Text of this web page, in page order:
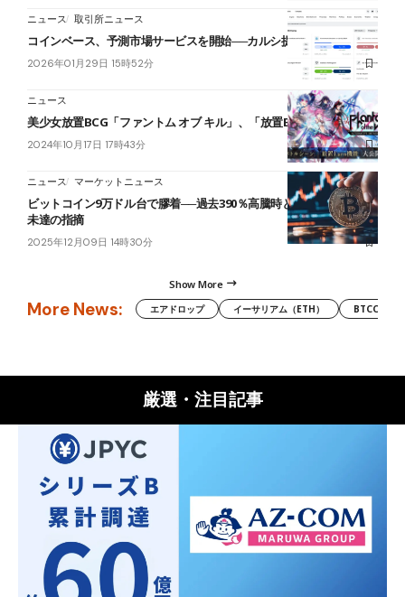
ニュース 取引所ニュース
コインベース、予測市場サービスを開始──カルシ提携で
2026年01月29日 15時52分
ニュース
美少女放置BCG「ファントム オブ キル」、「放置Earn」機能を公開
2024年10月17日 17時43分
ニュース マーケットニュース
ビットコイン9万ドル台で膠着──過去390％高騰時と類似も、底打ち
未達の指摘
2025年12月09日 14時30分
Show More
More News: エアドロップ イーサリアム（ETH） BTCC
厳選・注目記事